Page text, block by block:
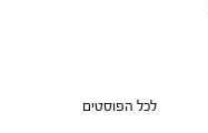
לכל הפוסטים